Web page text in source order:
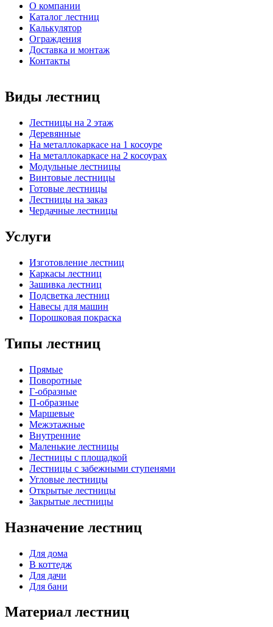
О компании
Каталог лестниц
Калькулятор
Ограждения
Доставка и монтаж
Контакты
Виды лестниц
Лестницы на 2 этаж
Деревянные
На металлокаркасе на 1 косоуре
На металлокаркасе на 2 косоурах
Модульные лестницы
Винтовые лестницы
Готовые лестницы
Лестницы на заказ
Чердачные лестницы
Услуги
Изготовление лестниц
Каркасы лестниц
Зашивка лестниц
Подсветка лестниц
Навесы для машин
Порошковая покраска
Типы лестниц
Прямые
Поворотные
Г-образные
П-образные
Маршевые
Межэтажные
Внутренние
Маленькие лестницы
Лестницы с площадкой
Лестницы с забежными ступенями
Угловые лестницы
Открытые лестницы
Закрытые лестницы
Назначение лестниц
Для дома
В коттедж
Для дачи
Для бани
Материал лестниц